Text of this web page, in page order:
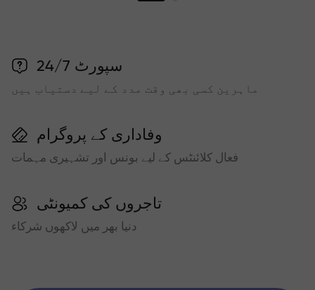
سپورٹ 24/7
ماہرین کسی بھی وقت مدد کے لیے دستیاب ہیں
وفاداری کے پروگرام
فعال کلائنٹس کے لیے بونس اور تشہیری مہمات
تاجروں کی کمیونٹی
دنیا بھر میں لاکھوں شرکاء